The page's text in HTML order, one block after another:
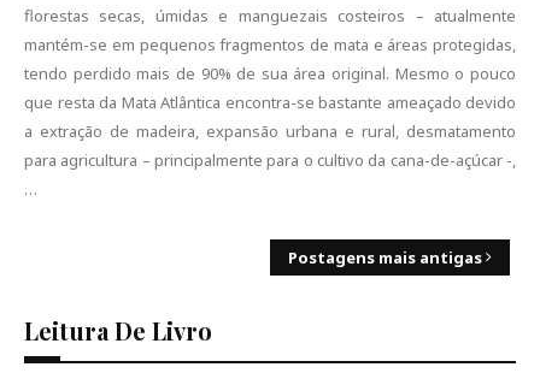
florestas secas, úmidas e manguezais costeiros – atualmente
mantém-se em pequenos fragmentos de mata e áreas protegidas,
tendo perdido mais de 90% de sua área original. Mesmo o pouco
que resta da Mata Atlântica encontra-se bastante ameaçado devido
a extração de madeira, expansão urbana e rural, desmatamento
para agricultura – principalmente para o cultivo da cana-de-açúcar -,
…
Postagens mais antigas
Leitura De Livro